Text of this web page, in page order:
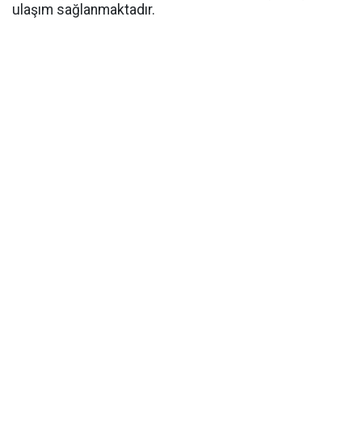
ulaşım sağlanmaktadır.